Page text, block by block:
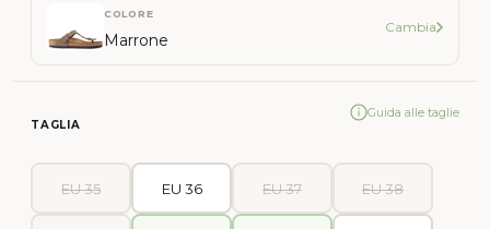
COLORE
Marrone
Cambia
TAGLIA
Guida alle taglie
EU 35 EU 36 EU 37 EU 38